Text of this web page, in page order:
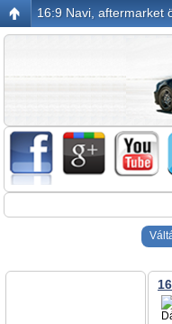
16:9 Navi, aftermarket